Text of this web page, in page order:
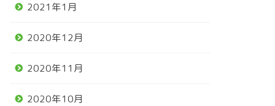
2021年1月
2020年12月
2020年11月
2020年10月